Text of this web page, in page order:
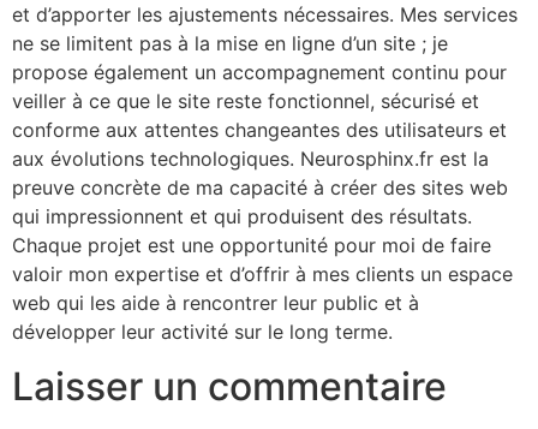
et d’apporter les ajustements nécessaires. Mes services
ne se limitent pas à la mise en ligne d’un site ; je
propose également un accompagnement continu pour
veiller à ce que le site reste fonctionnel, sécurisé et
conforme aux attentes changeantes des utilisateurs et
aux évolutions technologiques. Neurosphinx.fr est la
preuve concrète de ma capacité à créer des sites web
qui impressionnent et qui produisent des résultats.
Chaque projet est une opportunité pour moi de faire
valoir mon expertise et d’offrir à mes clients un espace
web qui les aide à rencontrer leur public et à
développer leur activité sur le long terme.
Laisser un commentaire